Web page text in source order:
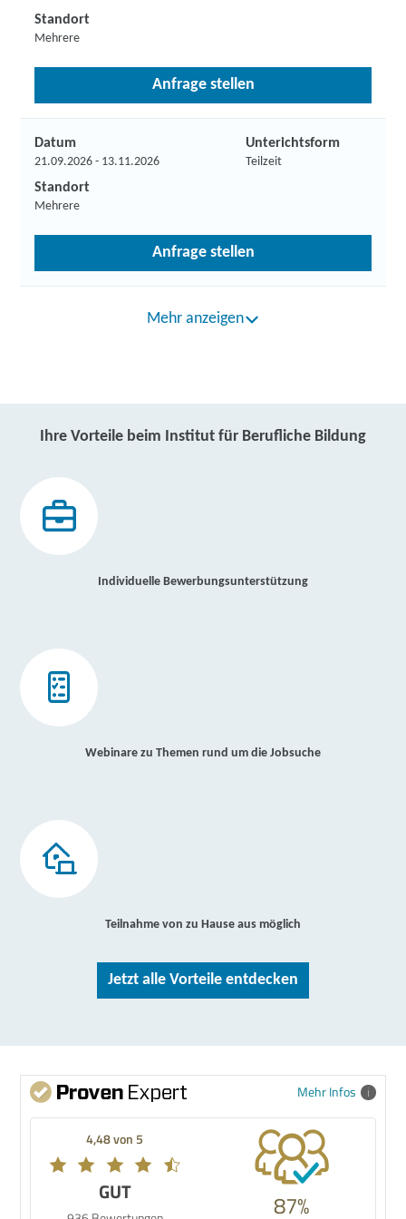
Standort
Mehrere
Anfrage stellen
Datum
21.09.2026 - 13.11.2026
Unterichtsform
Teilzeit
Standort
Mehrere
Anfrage stellen
Mehr anzeigen
Ihre Vorteile beim Institut für Berufliche Bildung
Individuelle Bewerbungsunterstützung
Webinare zu Themen rund um die Jobsuche
Teilnahme von zu Hause aus möglich
Jetzt alle Vorteile entdecken
Mehr Infos
4,48 von 5
GUT 87%